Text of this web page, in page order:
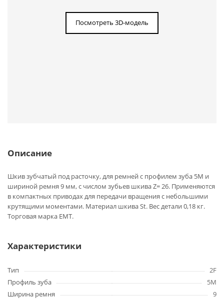
Посмотреть 3D-модель
Описание
Шкив зубчатый под расточку, для ремней с профилем зуба 5M и
шириной ремня 9 мм, с числом зубьев шкива Z= 26. Применяются
в компактных приводах для передачи вращения с небольшими
крутящими моментами. Материал шкива St. Вес детали 0,18 кг.
Торговая марка EMT.
Характеристики
Тип
2F
Профиль зуба
5M
Ширина ремня
9